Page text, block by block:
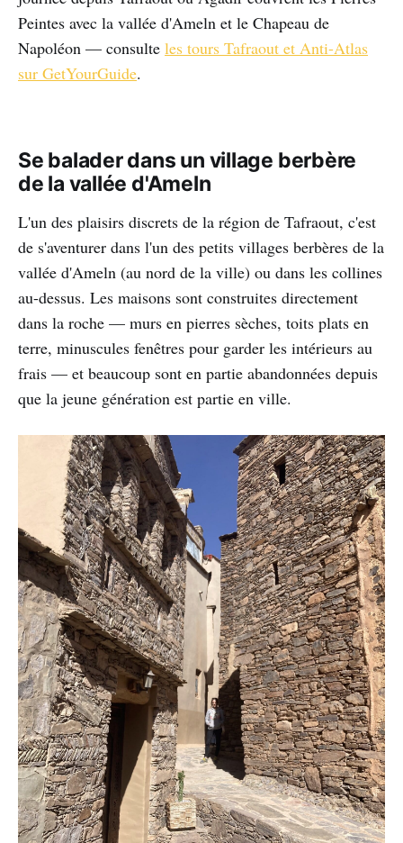
Peintes avec la vallée d'Ameln et le Chapeau de
Napoléon — consulte les tours Tafraout et Anti-Atlas
sur GetYourGuide.
Se balader dans un village berbère
de la vallée d'Ameln
L'un des plaisirs discrets de la région de Tafraout, c'est
de s'aventurer dans l'un des petits villages berbères de la
vallée d'Ameln (au nord de la ville) ou dans les collines
au-dessus. Les maisons sont construites directement
dans la roche — murs en pierres sèches, toits plats en
terre, minuscules fenêtres pour garder les intérieurs au
frais — et beaucoup sont en partie abandonnées depuis
que la jeune génération est partie en ville.